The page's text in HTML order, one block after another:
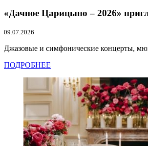
«Дачное Царицыно – 2026»
09.07.2026
Джазовые и симфонические концерты,
ПОДРОБНЕЕ